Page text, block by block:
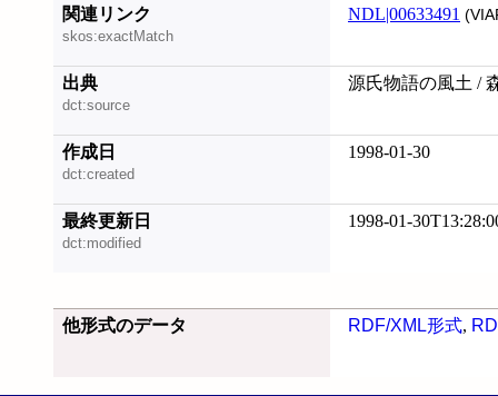
関連リンク
skos:exactMatch
NDL|00633491
出典
dct:source
源氏物語の風土 /
作成日
dct:created
1998-01-30
最終更新日
dct:modified
1998-01-
他形式のデータ RDF/XML形式,